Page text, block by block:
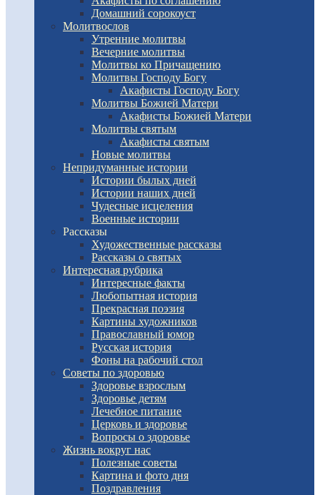
Домашний сорокоуст
Молитвослов
Утренние молитвы
Вечерние молитвы
Молитвы ко Причащению
Молитвы Господу Богу
Акафисты Господу Богу
Молитвы Божией Матери
Акафисты Божией Матери
Молитвы святым
Акафисты святым
Новые молитвы
Непридуманные истории
Истории былых дней
Истории наших дней
Чудесные исцеления
Военные истории
Рассказы
Художественные рассказы
Рассказы о святых
Интересная рубрика
Интересные факты
Любопытная история
Прекрасная поэзия
Картины художников
Православный юмор
Русская история
Фоны на рабочий стол
Советы по здоровью
Здоровье взрослым
Здоровье детям
Лечебное питание
Церковь и здоровье
Вопросы о здоровье
Жизнь вокруг нас
Полезные советы
Картина и фото дня
Поздравления